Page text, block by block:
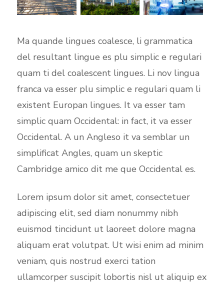
Ma quande lingues coalesce, li grammatica
del resultant lingue es plu simplic e regulari
quam ti del coalescent lingues. Li nov lingua
franca va esser plu simplic e regulari quam li
existent Europan lingues. It va esser tam
simplic quam Occidental: in fact, it va esser
Occidental. A un Angleso it va semblar un
simplificat Angles, quam un skeptic
Cambridge amico dit me que Occidental es.
Lorem ipsum dolor sit amet, consectetuer
adipiscing elit, sed diam nonummy nibh
euismod tincidunt ut laoreet dolore magna
aliquam erat volutpat. Ut wisi enim ad minim
veniam, quis nostrud exerci tation
ullamcorper suscipit lobortis nisl ut aliquip ex